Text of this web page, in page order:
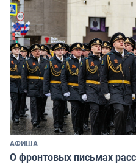
АФИША
О фронтовых письмах